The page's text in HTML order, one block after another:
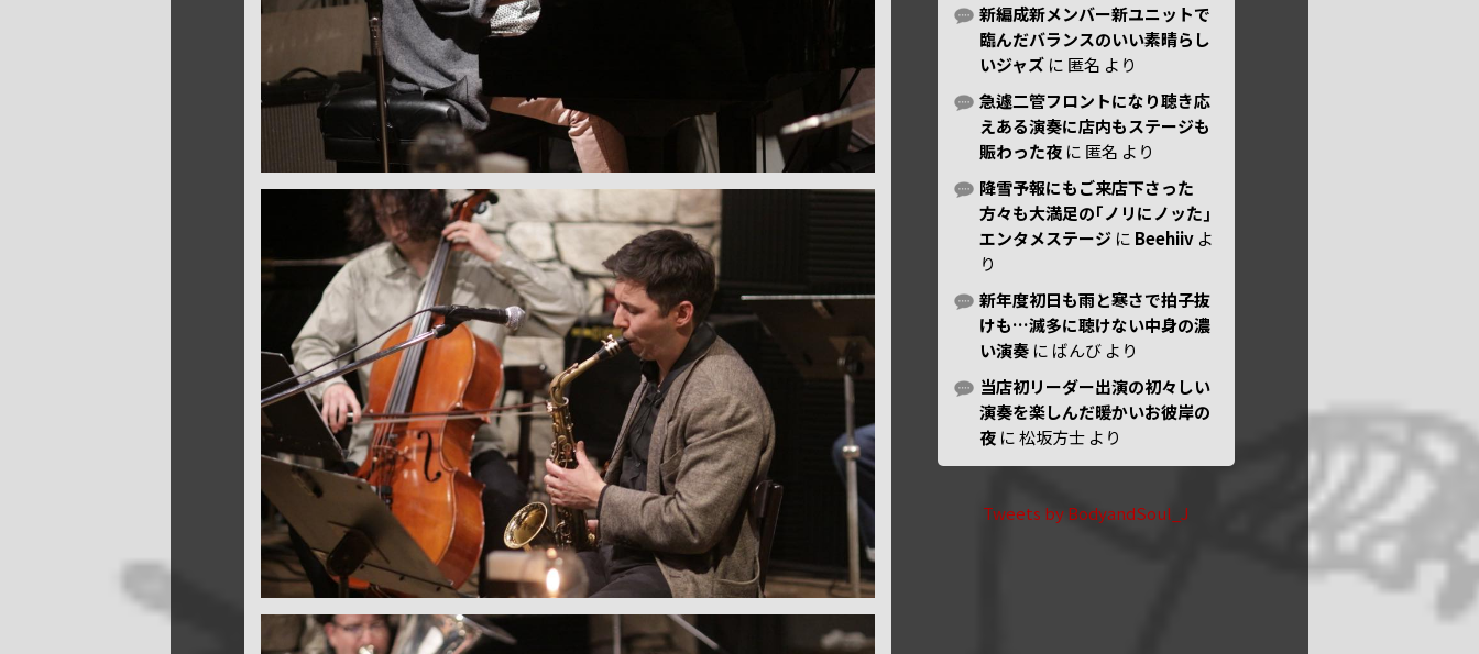
新編成新メンバー新ユニットで
臨んだバランスのいい素晴らし
いジャズ に 匿名 より
急遽二管フロントになり聴き応
えある演奏に店内もステージも
賑わった夜 に 匿名 より
降雪予報にもご来店下さった
方々も大満足の｢ノリにノッた｣
エンタメステージ に Beehiiv よ
り
新年度初日も雨と寒さで拍子抜
けも…滅多に聴けない中身の濃
い演奏 に ばんび より
当店初リーダー出演の初々しい
演奏を楽しんだ暖かいお彼岸の
夜 に松坂方士 より
Tweets by BodyandSoul_J